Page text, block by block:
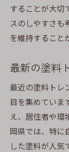
することが大切
スのしやすさも
を維持すること
最新の塗料
最近の塗料トレ
目を集めていま
え、居住者や環
岡県では、特に
した塗料が人気